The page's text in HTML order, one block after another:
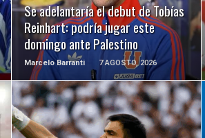
Se adelantaría el debut de Tobías
Reinhart: podría jugar este
domingo ante Palestino
Marcelo Barranti 7 AGOSTO, 2026